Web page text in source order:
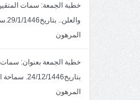
المرهون
بتاريخ24/12/
المرهون